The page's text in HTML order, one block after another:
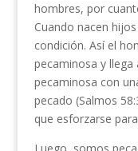
hombres, por
Cuando nacen
condición. Así el
pecaminosa y llega
pecaminosa con
pecado (Salmos
que esforzarse